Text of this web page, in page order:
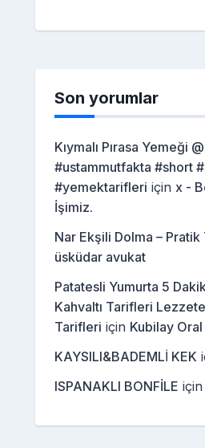
Son yorumlar
Kıymalı Pırasa Yemeği
#ustammutfakta #short
#yemektarifleri için x -
İşimiz.
Nar Ekşili Dolma –
üsküdar avukat
Patatesli Yumurta 5
Kahvaltı Tarifleri
Tarifleri için Kubilay Oral
KAYSILI&BADEMLİ KEK
ISPANAKLI BONFİLE için